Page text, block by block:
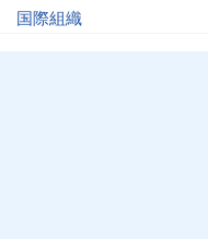
国際組織